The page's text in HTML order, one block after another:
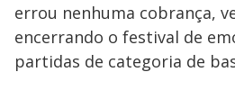
errou nenhuma cobrança,
encerrando o festival de
partidas de categoria de